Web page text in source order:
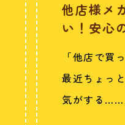
他店様メ
い！安心
「他店で買
最近ちょっ
気がする……